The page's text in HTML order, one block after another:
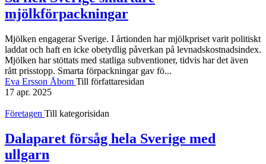
mjölkförpackningar
Mjölken engagerar Sverige. I årtionden har mjölkpriset varit politiskt
laddat och haft en icke obetydlig påverkan på levnads­kostnads­index.
Mjölken har stöttats med statliga subventioner, tidvis har det även
rått prisstopp. Smarta för­packningar gav fö...
Eva Ersson Åbom Till författaresidan
17 apr. 2025
Företagen Till kategorisidan
Dalaparet försåg hela Sverige med
ullgarn